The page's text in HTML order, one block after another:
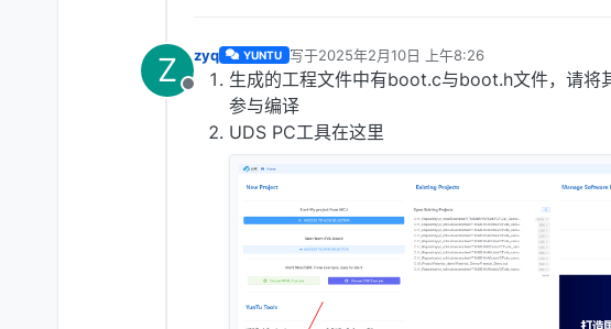
Z
离线
zyq YUNTU 写于2025年2月10日 上午8:26
最后由 编辑
生成的工程文件中有boot.c与boot.h文件，请将
参与编译
UDS PC工具在这里